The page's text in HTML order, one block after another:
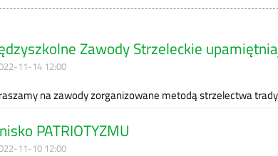
Zawody Strzeleckie
11-14 12:00
na zawody zorganizowane metodą strzelectwa
PATRIOTYZMU
11-10 12:00